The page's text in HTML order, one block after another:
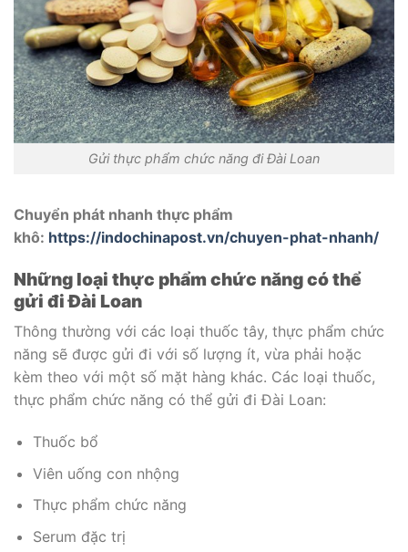
Gửi thực phẩm chức năng đi Đài Loan
Chuyển phát nhanh thực phẩm
khô: https://indochinapost.vn/chuyen-phat-nhanh/
Những loại thực phẩm chức năng có thể
gửi đi Đài Loan
Thông thường với các loại thuốc tây, thực phẩm chức
năng sẽ được gửi đi với số lượng ít, vừa phải hoặc
kèm theo với một số mặt hàng khác. Các loại thuốc,
thực phẩm chức năng có thể gửi đi Đài Loan:
Thuốc bổ
Viên uống con nhộng
Thực phẩm chức năng
Serum đặc trị